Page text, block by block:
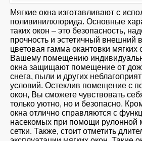
Мягкие окна изготавливают с
поливинилхлорида. Основные
таких окон – это безопасность,
прочность и эстетичный внешний
цветовая гамма окантовки мягких
Вашему помещению
окна защищают помещение от
снега, пыли и других
условий. Остеклив помещение с
окон, Вы сможете чувствовать
только уютно, но и безопасно.
окна отлично справляются с
насекомых при помощи рулонной
сетки. Также, стоит отметить